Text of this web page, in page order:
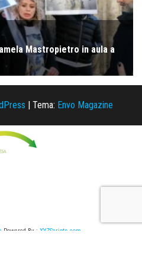
| Tema: Envo Magazine
Powered By : XYZScripts.com